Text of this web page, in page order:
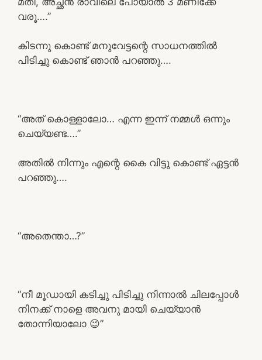
വരൂ….”
കിടന്നു കൊണ്ട് മനുവേട്ടന്റെ സാധനത്തിൽ
പിടിച്ചു കൊണ്ട് ഞാൻ പറഞ്ഞു….
“അത് കൊള്ളാലോ… എന്ന ഇന്ന് നമ്മൾ ഒന്നും
ചെയ്യണ്ട….”
അതിൽ നിന്നും എന്റെ കൈ വിട്ടു കൊണ്ട് ഏട്ടൻ
പറഞ്ഞു….
“അതെന്താ…?”
“നീ മൂഡായി കടിച്ചു പിടിച്ചു നിന്നാൽ ചിലപ്പോൾ
നിനക്ക് നാളെ അവനു മായി ചെയ്യാൻ
തോന്നിയാലോ 😉”